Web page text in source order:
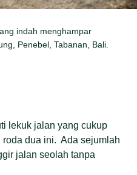
indah menghampar
Penebel, Tabanan, Bali.
lekuk jalan yang cukup
roda dua ini. Ada sejumlah
jalan seolah tanpa